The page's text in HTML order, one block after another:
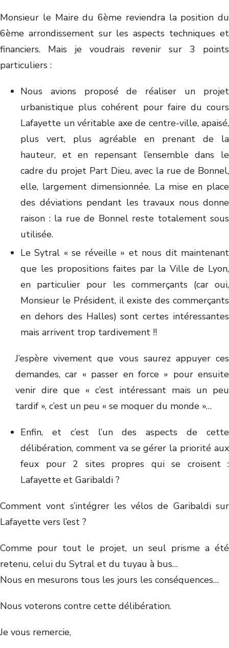
Monsieur le Maire du 6ème reviendra la position du
6ème arrondissement sur les aspects techniques et
financiers. Mais je voudrais revenir sur 3 points
particuliers :
Nous avions proposé de réaliser un projet
urbanistique plus cohérent pour faire du cours
Lafayette un véritable axe de centre-ville, apaisé,
plus vert, plus agréable en prenant de la
hauteur, et en repensant l’ensemble dans le
cadre du projet Part Dieu, avec la rue de Bonnel,
elle, largement dimensionnée. La mise en place
des déviations pendant les travaux nous donne
raison : la rue de Bonnel reste totalement sous
utilisée.
Le Sytral « se réveille » et nous dit maintenant
que les propositions faites par la Ville de Lyon,
en particulier pour les commerçants (car oui,
Monsieur le Président, il existe des commerçants
en dehors des Halles) sont certes intéressantes
mais arrivent trop tardivement !!
J’espère vivement que vous saurez appuyer ces
demandes, car « passer en force » pour ensuite
venir dire que « c’est intéressant mais un peu
tardif », c’est un peu « se moquer du monde »…
Enfin, et c’est l’un des aspects de cette
délibération, comment va se gérer la priorité aux
feux pour 2 sites propres qui se croisent :
Lafayette et Garibaldi ?
Comment vont s’intégrer les vélos de Garibaldi sur
Lafayette vers l’est ?
Comme pour tout le projet, un seul prisme a été
retenu, celui du Sytral et du tuyau à bus…
Nous en mesurons tous les jours les conséquences…
Nous voterons contre cette délibération.
Je vous remercie,